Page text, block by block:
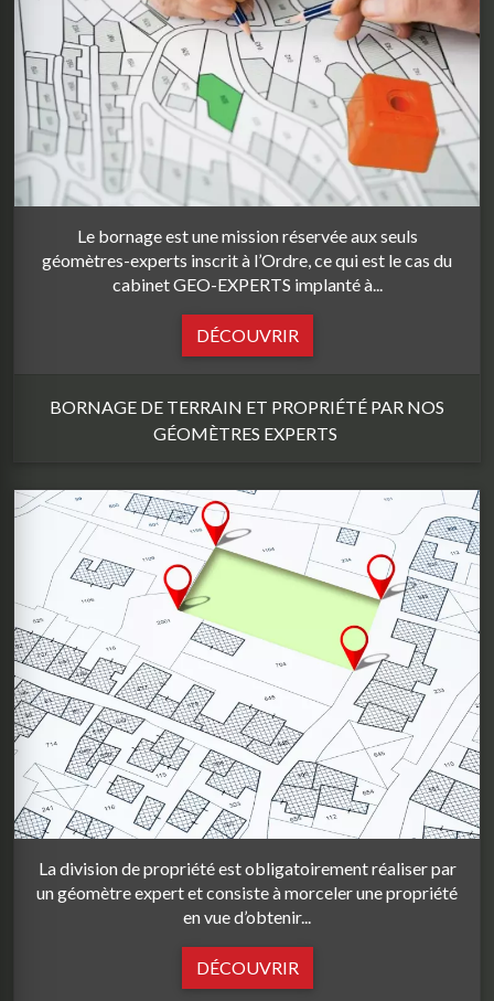
Le bornage est une mission réservée aux seuls
géomètres-experts inscrit à l’Ordre, ce qui est le cas du
cabinet GEO-EXPERTS implanté à...
DÉCOUVRIR
BORNAGE DE TERRAIN ET PROPRIÉTÉ PAR NOS
GÉOMÈTRES EXPERTS
La division de propriété est obligatoirement réaliser par
un géomètre expert et consiste à morceler une propriété
en vue d’obtenir...
DÉCOUVRIR